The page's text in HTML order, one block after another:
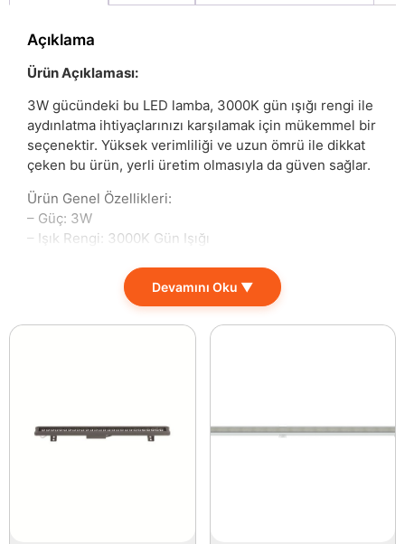
Açıklama
Ürün Açıklaması:
3W gücündeki bu LED lamba, 3000K gün ışığı rengi ile
aydınlatma ihtiyaçlarınızı karşılamak için mükemmel bir
seçenektir. Yüksek verimliliği ve uzun ömrü ile dikkat
çeken bu ürün, yerli üretim olmasıyla da güven sağlar.
Ürün Genel Özellikleri:
– Güç: 3W
– Işık Rengi: 3000K Gün Işığı
– Gerilim: 220-240V
– Ömür: 20.000 Saat
Devamını Oku ▼